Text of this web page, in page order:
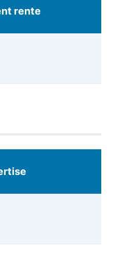
rente